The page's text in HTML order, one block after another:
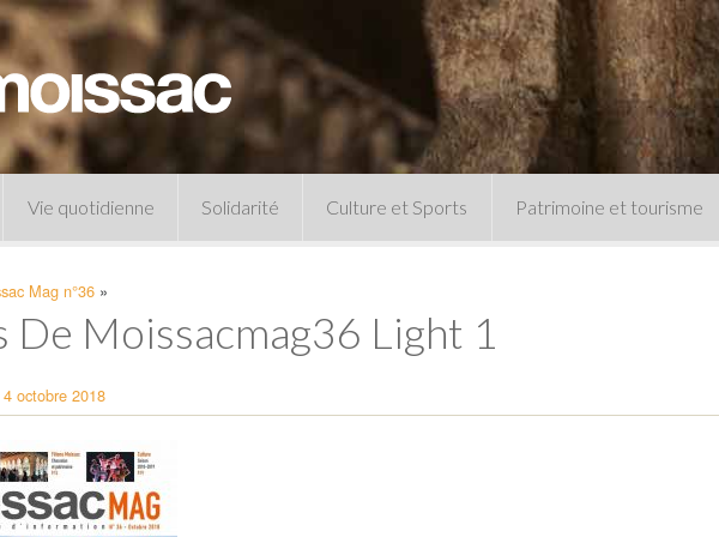
Vie quotidienne
Pharmacies de garde
Solidarité Culture et Sports Patrimoine et tourisme
Le musée
Mag n°36 »
De Moissacmag36 Light 1
octobre 2018